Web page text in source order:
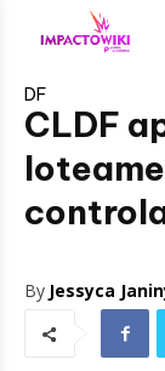
DF
CLDF
By Jessyca